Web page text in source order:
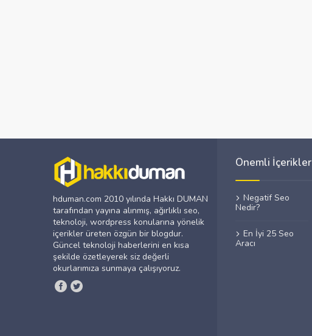
hduman.com 2010 yılında Hakkı DUMAN
tarafından yayına alınmış, ağırlıklı seo,
teknoloji, wordpress konularına yönelik
içerikler üreten özgün bir blogdur.
Güncel teknoloji haberlerini en kısa
şekilde özetleyerek siz değerli
okurlarımıza sunmaya çalışıyoruz.
Önemli İçerikler
Negatif Seo
Nedir?
En İyi 25 Seo
Aracı